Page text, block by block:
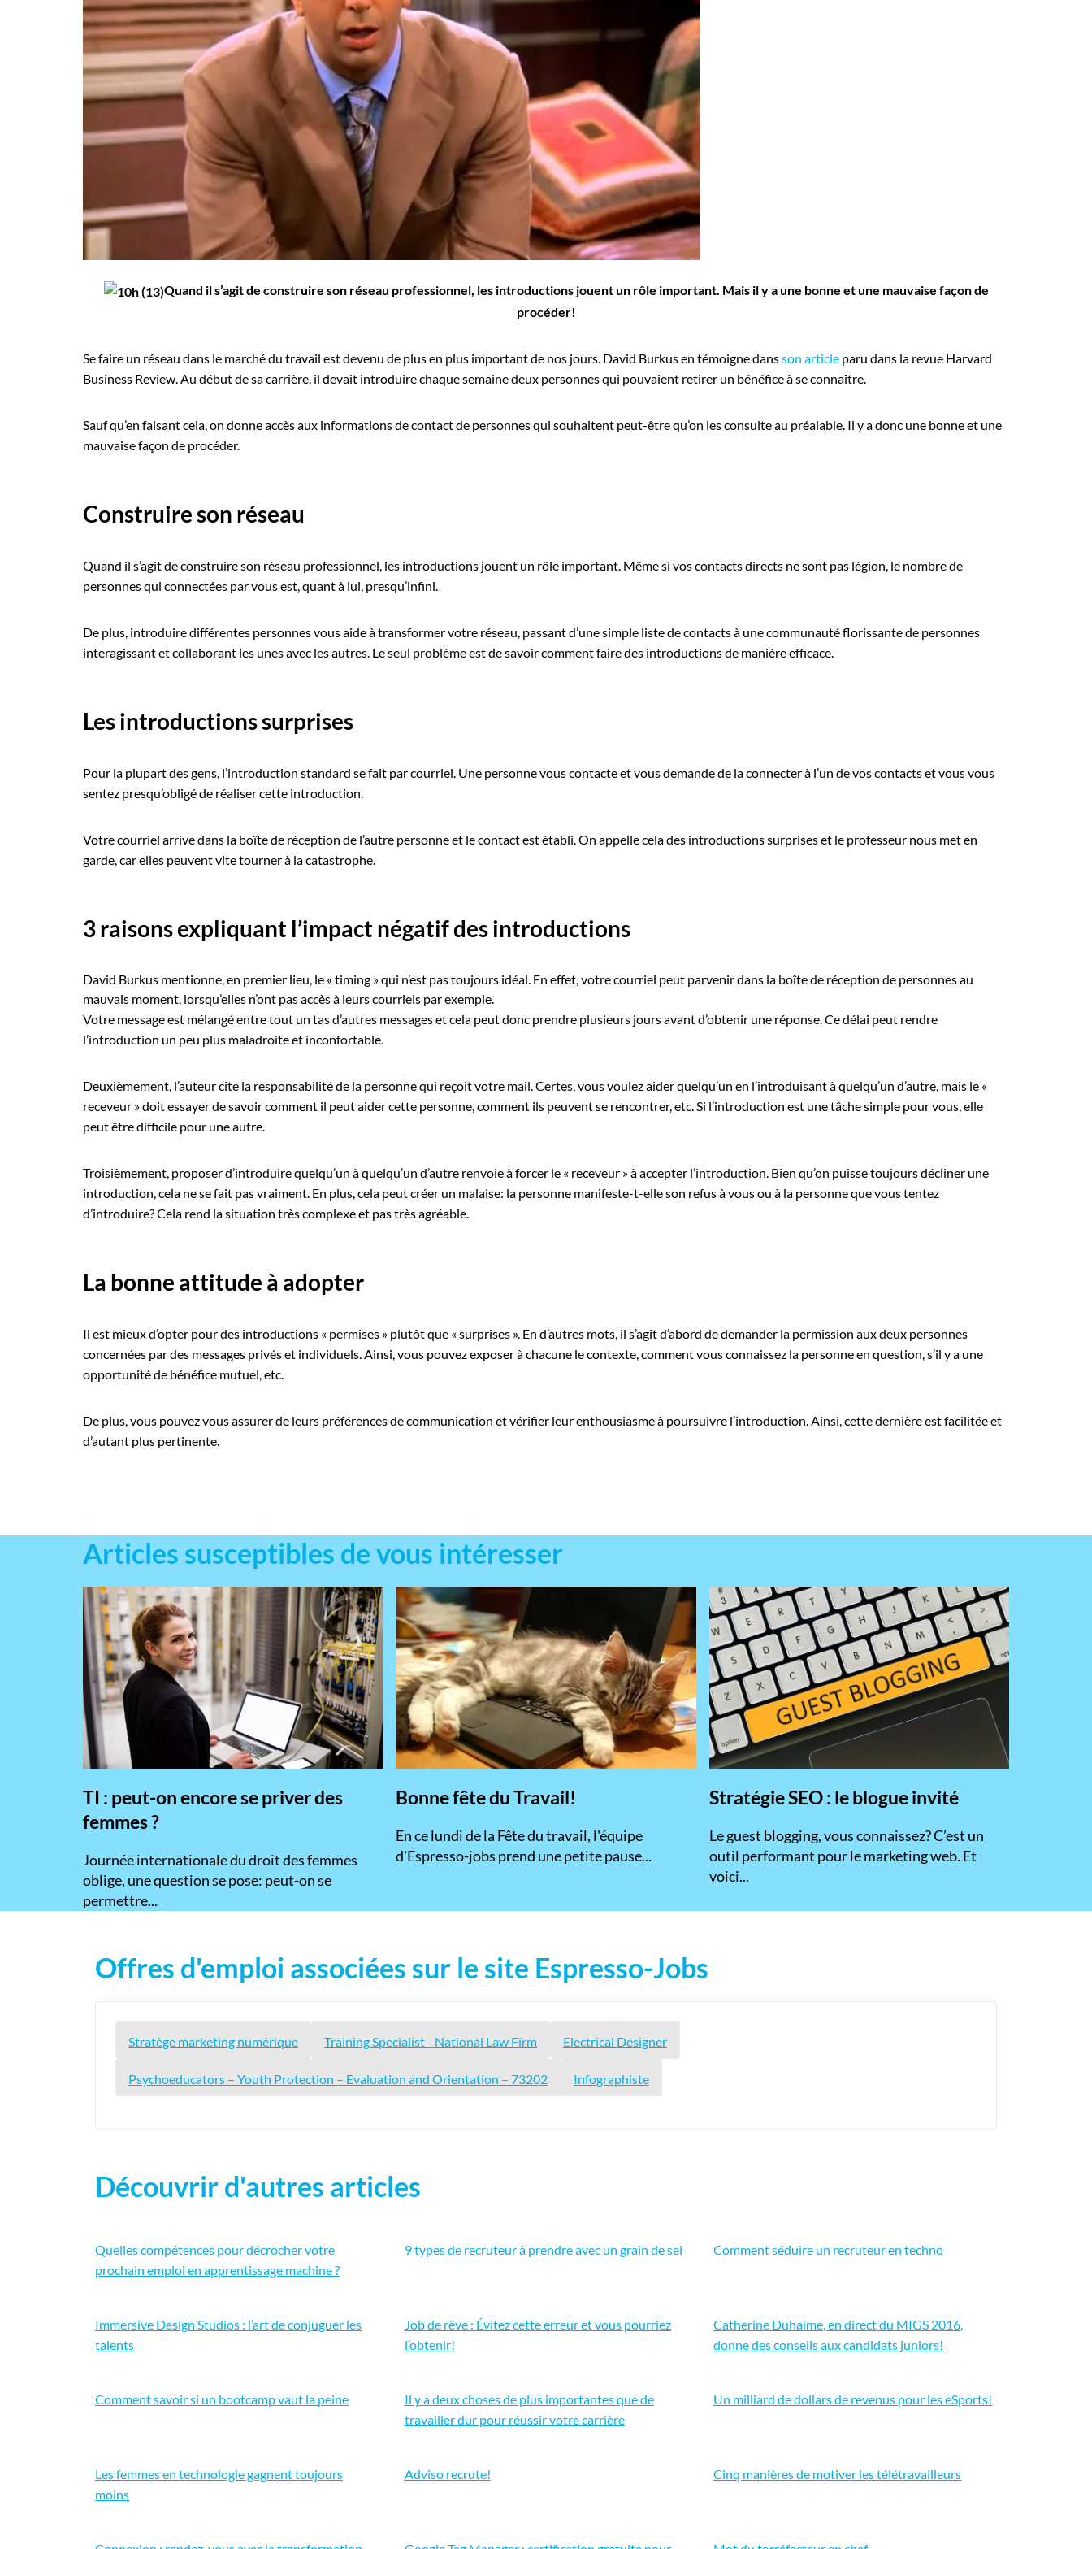
Employeurs
Publiez une offre d'emploi
Quand il s’agit de construire son réseau professionnel, les introductions jouent un rôle important. Mais il y a une bonne et une mauvaise façon de
procéder!
Se faire un réseau dans le marché du travail est devenu de plus en plus important de nos jours. David Burkus en témoigne dansson article paru dans la revue Harvard
Business Review. Au début de sa carrière, il devait introduire chaque semaine deux personnes qui pouvaient retirer un bénéfice à se connaître.
Sauf qu’en faisant cela, on donne accès aux informations de contact de personnes qui souhaitent peut-être qu’on les consulte au préalable. Il y a donc une bonne et une
mauvaise façon de procéder.
Construire son réseau
Quand il s’agit de construire son réseau professionnel, les introductions jouent un rôle important. Même si vos contacts directs ne sont pas légion, le nombre de
personnes qui connectées par vous est, quant à lui, presqu’infini.
De plus, introduire différentes personnes vous aide à transformer votre réseau, passant d’une simple liste de contacts à une communauté florissante de personnes
interagissant et collaborant les unes avec les autres. Le seul problème est de savoir comment faire des introductions de manière efficace.
Les introductions surprises
Pour la plupart des gens, l’introduction standard se fait par courriel. Une personne vous contacte et vous demande de la connecter à l’un de vos contacts et vous vous
sentez presqu’obligé de réaliser cette introduction.
Votre courriel arrive dans la boîte de réception de l’autre personne et le contact est établi. On appelle cela des introductions surprises et le professeur nous met en
garde, car elles peuvent vite tourner à la catastrophe.
3 raisons expliquant l’impact négatif des introductions
David Burkus mentionne, en premier lieu, le « timing » qui n’est pas toujours idéal. En effet, votre courriel peut parvenir dans la boîte de réception de personnes au
mauvais moment, lorsqu’elles n’ont pas accès à leurs courriels par exemple.
Votre message est mélangé entre tout un tas d’autres messages et cela peut donc prendre plusieurs jours avant d’obtenir une réponse. Ce délai peut rendre
l’introduction un peu plus maladroite et inconfortable.
Deuxièmement, l’auteur cite la responsabilité de la personne qui reçoit votre mail. Certes, vous voulez aider quelqu’un en l’introduisant à quelqu’un d’autre, mais le «
receveur » doit essayer de savoir comment il peut aider cette personne, comment ils peuvent se rencontrer, etc. Si l’introduction est une tâche simple pour vous, elle
peut être difficile pour une autre.
Troisièmement, proposer d’introduire quelqu’un à quelqu’un d’autre renvoie à forcer le « receveur » à accepter l’introduction. Bien qu’on puisse toujours décliner une
introduction, cela ne se fait pas vraiment. En plus, cela peut créer un malaise: la personne manifeste-t-elle son refus à vous ou à la personne que vous tentez
d’introduire? Cela rend la situation très complexe et pas très agréable.
La bonne attitude à adopter
Il est mieux d’opter pour des introductions « permises » plutôt que « surprises ». En d’autres mots, il s’agit d’abord de demander la permission aux deux personnes
concernées par des messages privés et individuels. Ainsi, vous pouvez exposer à chacune le contexte, comment vous connaissez la personne en question, s’il y a une
opportunité de bénéfice mutuel, etc.
De plus, vous pouvez vous assurer de leurs préférences de communication et vérifier leur enthousiasme à poursuivre l’introduction. Ainsi, cette dernière est facilitée et
d’autant plus pertinente.
Articles susceptibles de vous intéresser
TI : peut-on encore se priver des
femmes ?
​Journée internationale du droit des femmes
oblige, une question se pose: peut-on se
permettre...
Bonne fête du Travail!
En ce lundi de la Fête du travail, l'équipe
d'Espresso-jobs prend une petite pause...
Stratégie SEO : le blogue invité
​Le guest blogging, vous connaissez? C’est un
outil performant pour le marketing web. Et
voici...
Offres d'emploi associées sur le site Espresso-Jobs
Stratège marketing numérique Training Specialist - National Law Firm Electrical Designer
Psychoeducators – Youth Protection – Evaluation and Orientation – 73202 Infographiste
Découvrir d'autres articles
Quelles compétences pour décrocher votre
prochain emploi en apprentissage machine ?
9 types de recruteur à prendre avec un grain de sel Comment séduire un recruteur en techno
Immersive Design Studios : l’art de conjuguer les
talents
Job de rêve : Évitez cette erreur et vous pourriez
l’obtenir!
Catherine Duhaime, en direct du MIGS 2016,
donne des conseils aux candidats juniors!
Comment savoir si un bootcamp vaut la peine
Il y a deux choses de plus importantes que de
travailler dur pour réussir votre carrière
Un milliard de dollars de revenus pour les eSports!
Les femmes en technologie gagnent toujours
moins
Adviso recrute! Cinq manières de motiver les télétravailleurs